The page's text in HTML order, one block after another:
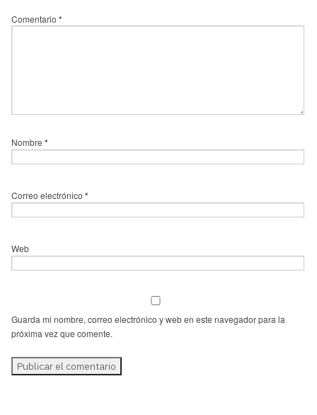
Comentario *
Nombre *
Correo electrónico *
Web
Guarda mi nombre, correo electrónico y web en este navegador para la
próxima vez que comente.